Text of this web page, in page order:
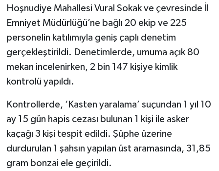
Hoşnudiye Mahallesi Vural Sokak ve çevresinde İl
Emniyet Müdürlüğü’ne bağlı 20 ekip ve 225
personelin katılımıyla geniş çaplı denetim
gerçekleştirildi. Denetimlerde, umuma açık 80
mekan incelenirken, 2 bin 147 kişiye kimlik
kontrolü yapıldı.
Kontrollerde, ‘Kasten yaralama’ suçundan 1 yıl 10
ay 15 gün hapis cezası bulunan 1 kişi ile asker
kaçağı 3 kişi tespit edildi. Şüphe üzerine
durdurulan 1 şahsın yapılan üst aramasında, 31,85
gram bonzai ele geçirildi.
Teknoloji
Yurttan